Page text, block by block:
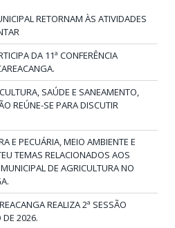
RETORNAM ÀS ATIVIDADES
DA 11ª CONFERÊNCIA
SAÚDE E SANEAMENTO,
REÚNE-SE PARA DISCUTIR
E PECUÁRIA, MEIO AMBIENTE E
TEMAS RELACIONADOS AOS
DE AGRICULTURA NO
REALIZA 2ª SESSÃO
DE 2026.